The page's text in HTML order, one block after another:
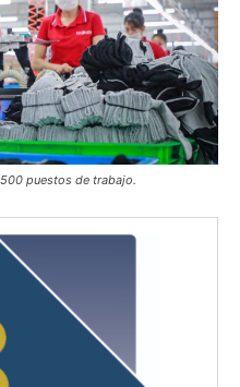
puestos de trabajo.